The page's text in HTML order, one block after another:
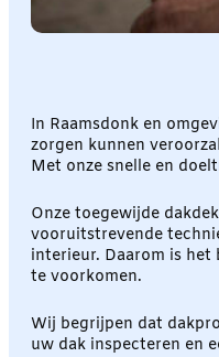
In Raamsdonk en
zorgen kunnen
Met onze snelle en
Onze toegewijde
vooruitstrevende
interieur. Daarom is
te voorkomen.
Wij begrijpen dat
uw dak inspecteren en